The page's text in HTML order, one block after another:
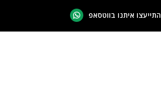
התייעצו איתנו בווטסאפ
Whatsapp
page